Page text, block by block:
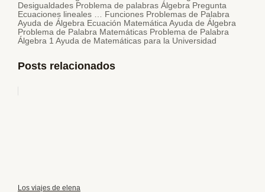
Desigualdades Problema de palabras Álgebra Pregunta
Ecuaciones lineales … Funciones Problemas de Palabra
Ayuda de Álgebra Ecuación Matemática Ayuda de Álgebra
Problema de Palabra Matemáticas Problema de Palabra
Álgebra 1 Ayuda de Matemáticas para la Universidad
Posts relacionados
Los viajes de elena